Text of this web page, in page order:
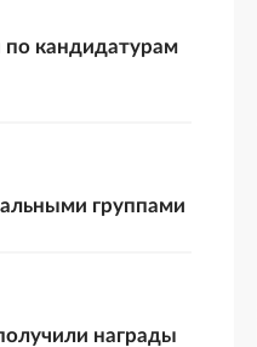
по кандидатурам
группами
награды